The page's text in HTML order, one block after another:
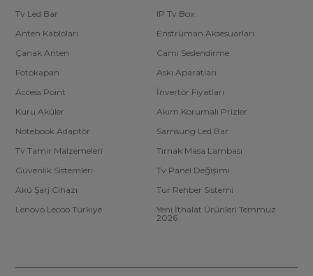
Tv Led Bar
IP Tv Box
Anten Kabloları
Enstrüman Aksesuarları
Çanak Anten
Cami Seslendirme
Fotokapan
Askı Aparatları
Access Point
İnvertör Fiyatları
Kuru Aküler
Akım Korumalı Prizler
Notebook Adaptör
Samsung Led Bar
Tv Tamir Malzemeleri
Tırnak Masa Lambası
Güvenlik Sistemleri
Tv Panel Değişimi
Akü Şarj Cihazı
Tur Rehber Sistemi
Lenovo Lecoo Türkiye
Yeni İthalat Ürünleri Temmuz
2026